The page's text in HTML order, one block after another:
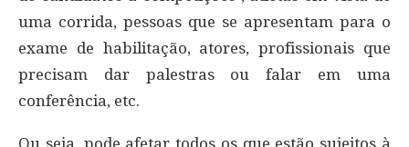
uma corrida, pessoas que se apresentam para o
exame de habilitação, atores, profissionais que
precisam dar palestras ou falar em uma
conferência, etc.
Ou seja, pode afetar todos os que estão sujeitos à